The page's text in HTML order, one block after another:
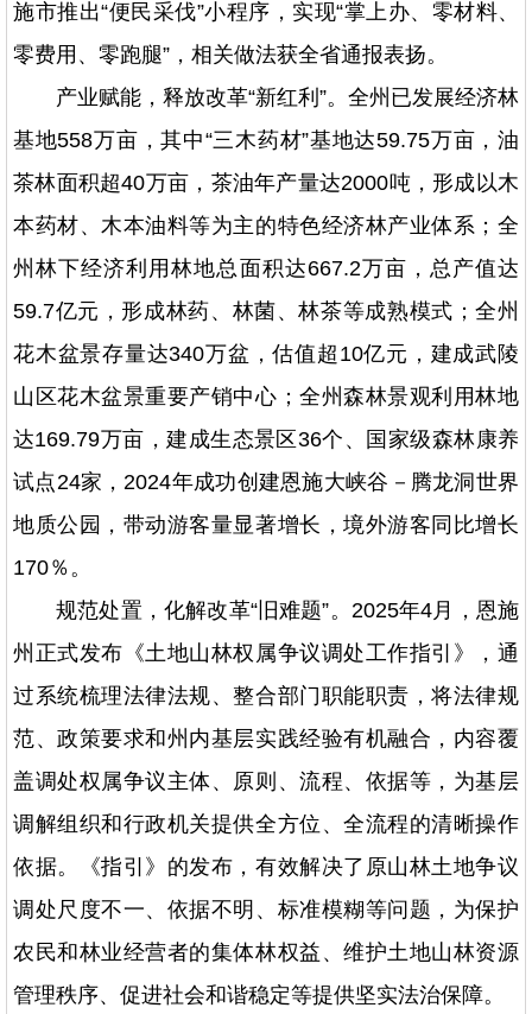
施市推出“便民采伐”小程序，实现“掌上办、零材料、
零费用、零跑腿”，相关做法获全省通报表扬。
产业赋能，释放改革“新红利”。全州已发展经济林
基地558万亩，其中“三木药材”基地达59.75万亩，油
茶林面积超40万亩，茶油年产量达2000吨，形成以木
本药材、木本油料等为主的特色经济林产业体系；全
州林下经济利用林地总面积达667.2万亩，总产值达
59.7亿元，形成林药、林菌、林茶等成熟模式；全州
花木盆景存量达340万盆，估值超10亿元，建成武陵
山区花木盆景重要产销中心；全州森林景观利用林地
达169.79万亩，建成生态景区36个、国家级森林康养
试点24家，2024年成功创建恩施大峡谷－腾龙洞世界
地质公园，带动游客量显著增长，境外游客同比增长
170％。
规范处置，化解改革“旧难题”。2025年4月，恩施
州正式发布《土地山林权属争议调处工作指引》，通
过系统梳理法律法规、整合部门职能职责，将法律规
范、政策要求和州内基层实践经验有机融合，内容覆
盖调处权属争议主体、原则、流程、依据等，为基层
调解组织和行政机关提供全方位、全流程的清晰操作
依据。《指引》的发布，有效解决了原山林土地争议
调处尺度不一、依据不明、标准模糊等问题，为保护
农民和林业经营者的集体林权益、维护土地山林资源
管理秩序、促进社会和谐稳定等提供坚实法治保障。